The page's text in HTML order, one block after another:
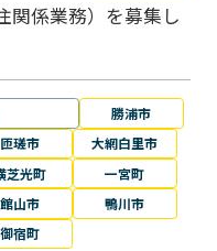
関係業務）を募集し
勝浦市
匝瑳市
大網白里市
芝光町
一宮町
館山市
鴨川市
御宿町